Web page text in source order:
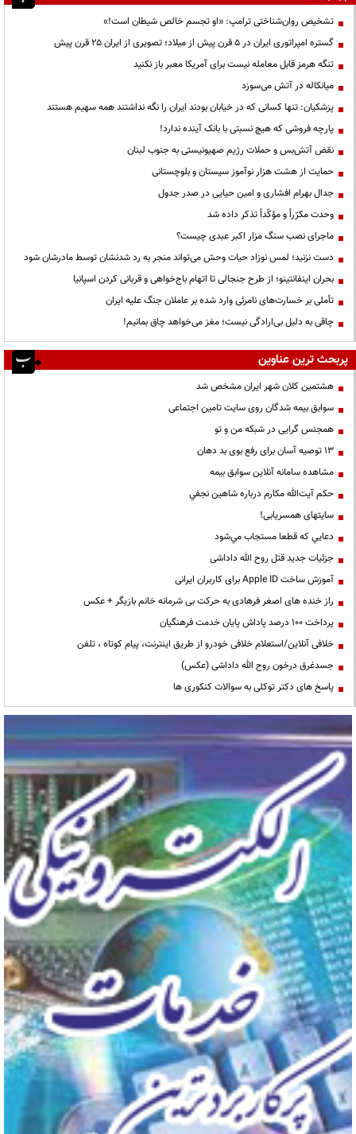
تشخیص روان‌شناختی ترامپ: «او تجسم خالص شیطان است!»
گستره امپراتوری ایران در ۵ قرن پیش از میلاد؛ تصویری از ایران ۲۵ قرن پیش
تنگه هرمز قابل معامله نیست برای آمریکا معبر باز نکنید
میانکاله در آتش می‌سوزد
پزشکیان: تنها کسانی که در خیابان بودند ایران را نگه نداشتند همه سهیم هستند
پارچه فروشی که هیچ نسبتی با بانک آینده ندارد!
نقض آتش‌بس و حملات رژیم صهیونیستی به جنوب لبنان
حمایت از هشت هزار نوآموز سیستان و بلوچستانی
جدال بهرام افشاری و امین حیایی در صدر جدول
وحدت مکرّراً و مؤکّداً تذکر داده شد
ماجرای نصب سنگ مزار اکبر عبدی چیست؟
دست نزنید؛ لمس نوزاد حیات وحش می‌تواند منجر به رد شدنشان توسط مادرشان شود
بحران اینفانتینو؛ از طرح جنجالی تا اتهام باج‌خواهی و قربانی کردن اسپانیا
تأملی بر خسارت‌های نامرئی وارد شده بر عاملان جنگ علیه ایران
چاقی به دلیل بی‌ارادگی نیست؛ مغز می‌خواهد چاق بمانیم!
پربحث ترین عناوین
هشتمین کلان شهر ایران مشخص شد
سوابق بیمه شدگان روی سایت تامین اجتماعی
همجنس گرایی در شبکه من و تو
13 توصیه آسان برای رفع بوی بد دهان
مشاهده سامانه آنلاين سوابق بیمه
حكم آيت‌الله مكارم درباره شاهين نجفي
سایتهای همسریابی!
دعايي كه قطعا مستجاب مي‌شود
جزئیات جدید قتل روح الله داداشی
آموزش ساخت Apple ID برای کاربران ایرانی
راز خنده های اصغر فرهادی به حرکت بی شرمانه خانم بازیگر + عکس
پرداخت ۱۰۰ درصد پاداش پایان خدمت فرهنگیان
خلافی آنلاین/استعلام خلافی خودرو از طریق اینترنت، پیام کوتاه ، تلفن
جسدغرق درخون روح الله داداشی (عکس)
پاسخ های دکتر توکلی به سوالات کنکوری ها